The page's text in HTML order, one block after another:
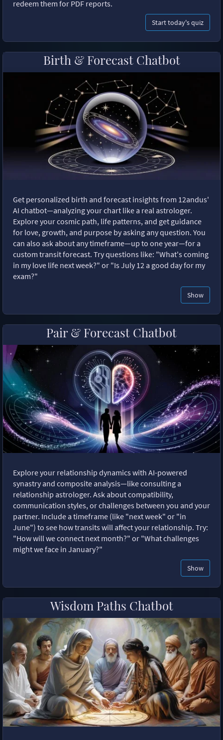
redeem them for PDF reports.
Start today's quiz
Birth & Forecast Chatbot
Get personalized birth and forecast insights from 12andus'
AI chatbot—analyzing your chart like a real astrologer.
Explore your cosmic path, life patterns, and get guidance
for love, growth, and purpose by asking any question. You
can also ask about any timeframe—up to one year—for a
custom transit forecast. Try questions like: "What's coming
in my love life next week?" or "Is July 12 a good day for my
exam?"
Show
Pair & Forecast Chatbot
Explore your relationship dynamics with AI-powered
synastry and composite analysis—like consulting a
relationship astrologer. Ask about compatibility,
communication styles, or challenges between you and your
partner. Include a timeframe (like "next week" or "in
June") to see how transits will affect your relationship. Try:
"How will we connect next month?" or "What challenges
might we face in January?"
Show
Wisdom Paths Chatbot